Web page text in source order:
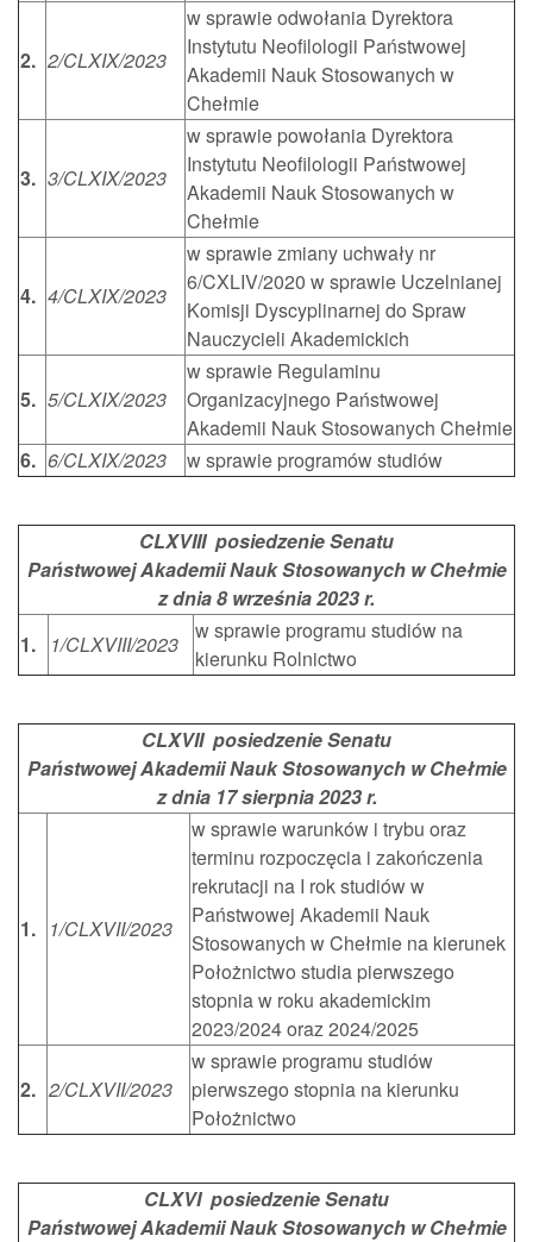
2. 2/CLXIX/2023
w sprawie odwołania Dyrektora
Instytutu Neofilologii Państwowej
Akademii Nauk Stosowanych w
Chełmie
3. 3/CLXIX/2023
w sprawie powołania Dyrektora
Instytutu Neofilologii Państwowej
Akademii Nauk Stosowanych w
Chełmie
4. 4/CLXIX/2023
w sprawie zmiany uchwały nr
6/CXLIV/2020 w sprawie Uczelnianej
Komisji Dyscyplinarnej do Spraw
Nauczycieli Akademickich
5. 5/CLXIX/2023
w sprawie Regulaminu
Organizacyjnego Państwowej
Akademii Nauk Stosowanych Chełmie
6. 6/CLXIX/2023 w sprawie programów studiów
CLXVIII posiedzenie Senatu
Państwowej Akademii Nauk Stosowanych w Chełmie
z dnia 8 września 2023 r.
1.
1/CLXVIII/2023
w sprawie programu studiów na
kierunku Rolnictwo
CLXVII posiedzenie Senatu
Państwowej Akademii Nauk Stosowanych w Chełmie
z dnia 17 sierpnia 2023 r.
1. 1/CLXVII/2023
w sprawie warunków i trybu oraz
terminu rozpoczęcia i zakończenia
rekrutacji na I rok studiów w
Państwowej Akademii Nauk
Stosowanych w Chełmie na kierunek
Położnictwo studia pierwszego
stopnia w roku akademickim
2023/2024 oraz 2024/2025
2. 2/CLXVII/2023
w sprawie programu studiów
pierwszego stopnia na kierunku
Położnictwo
CLXVI posiedzenie Senatu
Państwowej Akademii Nauk Stosowanych w Chełmie